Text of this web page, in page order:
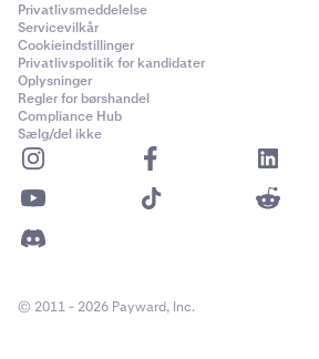
6
kryptoen fra din Kraken-konto.
Privatlivsmeddelelse
Servicevilkår
Cookieindstillinger
Privatlivspolitik for kandidater
Oplysninger
Regler for børshandel
Compliance Hub
Sælg/del ikke
© 2011 - 2026 Payward, Inc.